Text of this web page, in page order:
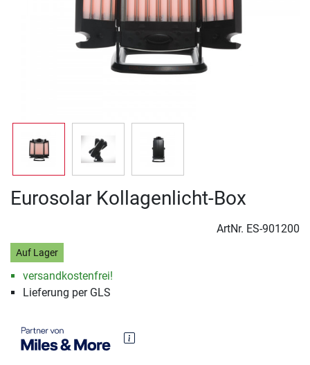
Eurosolar Kollagenlicht-Box
ArtNr. ES-901200
Auf Lager
versandkostenfrei!
Lieferung per GLS